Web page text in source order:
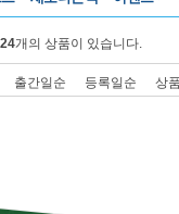
개의 상품이 있습니다.
출간일순 등록일순 상